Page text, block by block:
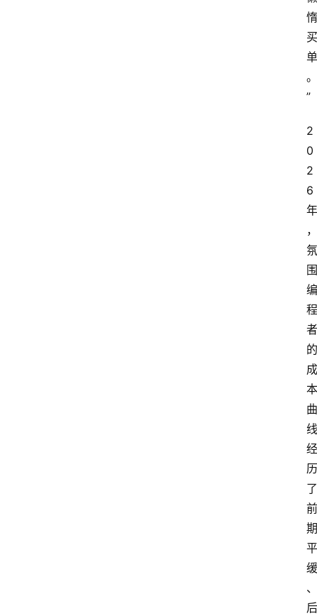
惰
买
单
。
”
2
0
2
6
年
，
氛
围
编
程
者
的
成
本
曲
线
经
历
了
前
期
平
缓
、
后